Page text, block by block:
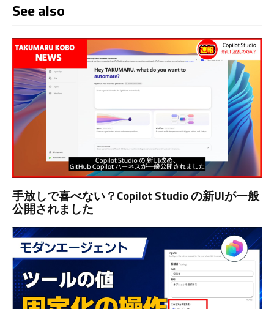
See also
手放しで喜べない？Copilot Studio の新UIが一般
公開されました